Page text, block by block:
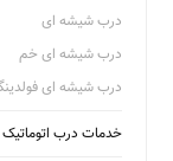
درب شیشه ای
درب شیشه ای خم
درب شیشه ای
خدمات درب اتوماتیک